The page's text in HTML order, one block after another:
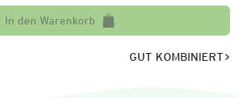
In den Warenkorb
GUT KOMBINIERT